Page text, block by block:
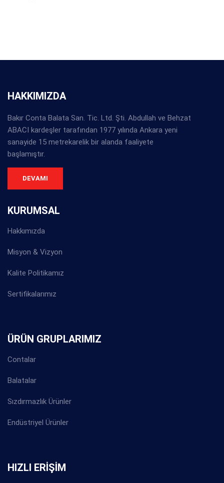
HAKKIMIZDA
Bakır Conta Balata San. Tic. Ltd. Şti. Abdullah ve Behzat
ABACI kardeşler tarafından 1977 yılında Ankara yeni
sanayide 15 metrekarelik bir alanda faaliyete
başlamıştır.
DEVAMI
KURUMSAL
Hakkımızda
Misyon & Vizyon
Kalite Politikamız
Sertifikalarımız
ÜRÜN GRUPLARIMIZ
Contalar
Balatalar
Sızdırmazlık Ürünler
Endüstriyel Ürünler
HIZLI ERİŞİM